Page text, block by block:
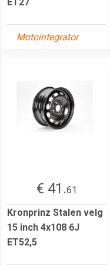
Motointegrator
€ 41.61
Kronprinz Stalen velg
15 inch 4x108 6J
ET52,5